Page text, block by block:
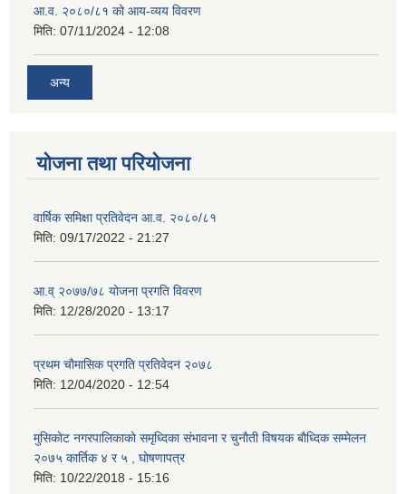
आ.व. २०८०/८१ को आय-व्यय विवरण
मिति: 07/11/2024 - 12:08
अन्य
योजना तथा परियोजना
वार्षिक समिक्षा प्रतिवेदन आ.व. २०८०/८१
मिति: 09/17/2022 - 21:27
आ.व् २०७७/७८ योजना प्रगति विवरण
मिति: 12/28/2020 - 13:17
प्रथम चाैमासिक प्रगति प्रतिवेदन २०७८
मिति: 12/04/2020 - 12:54
मुसिकाेट नगरपालिकाकाे समृध्दिका संभावना र चुनाैती विषयक बाैध्दिक सम्मेलन
२०७५ कार्तिक ४ र ५ , घाेषणापत्र
मिति: 10/22/2018 - 15:16